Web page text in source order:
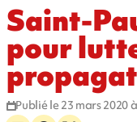
Saint-
pour
Publié le 23 mars 2020